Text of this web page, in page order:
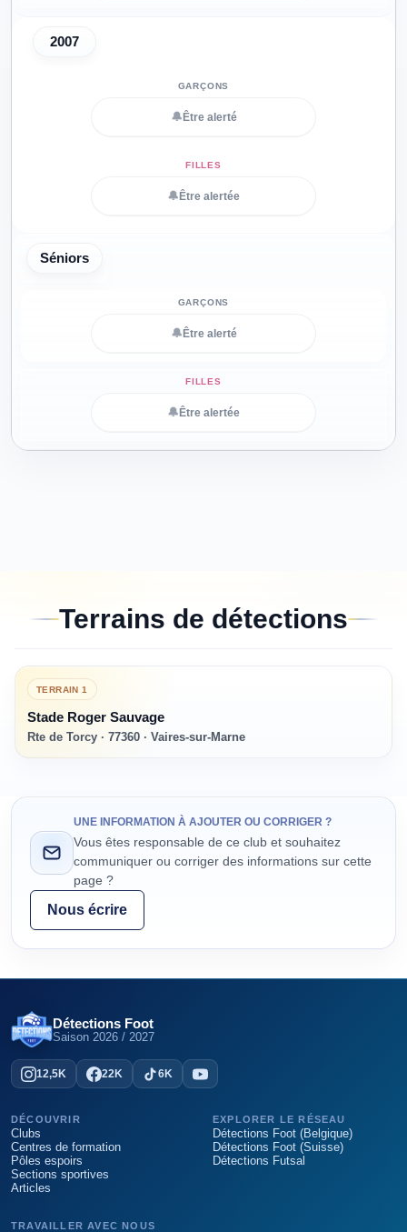
Terrains de détections
TERRAIN1
Stade Roger Sauvage
Rte de Torcy · 77360 · Vaires-sur-Marne
2007
🔔 Être alerté
🔔 Être alertée
Séniors
🔔 Être alerté
🔔 Être alertée
UNE INFORMATION À AJOUTER OU CORRIGER ?
Vous êtes responsable de ce club et souhaitez
communiquer ou corriger des informations sur cette
page ?
Nous écrire
Détections Foot
Saison 2026 / 2027
12,5K 22K 6K
DÉCOUVRIR
Clubs
Centres de formation
Pôles espoirs
Sections sportives
Articles
EXPLORER LE RÉSEAU
Détections Foot (Belgique)
Détections Foot (Suisse)
Détections Futsal
TRAVAILLER AVEC NOUS